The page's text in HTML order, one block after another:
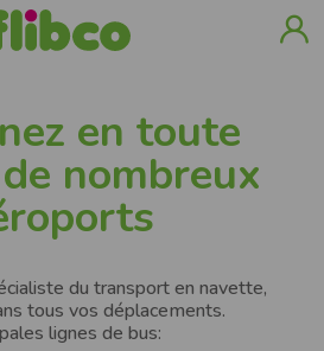
en toute
nombreux
du transport en navette,
tous vos déplacements.
lignes de bus: